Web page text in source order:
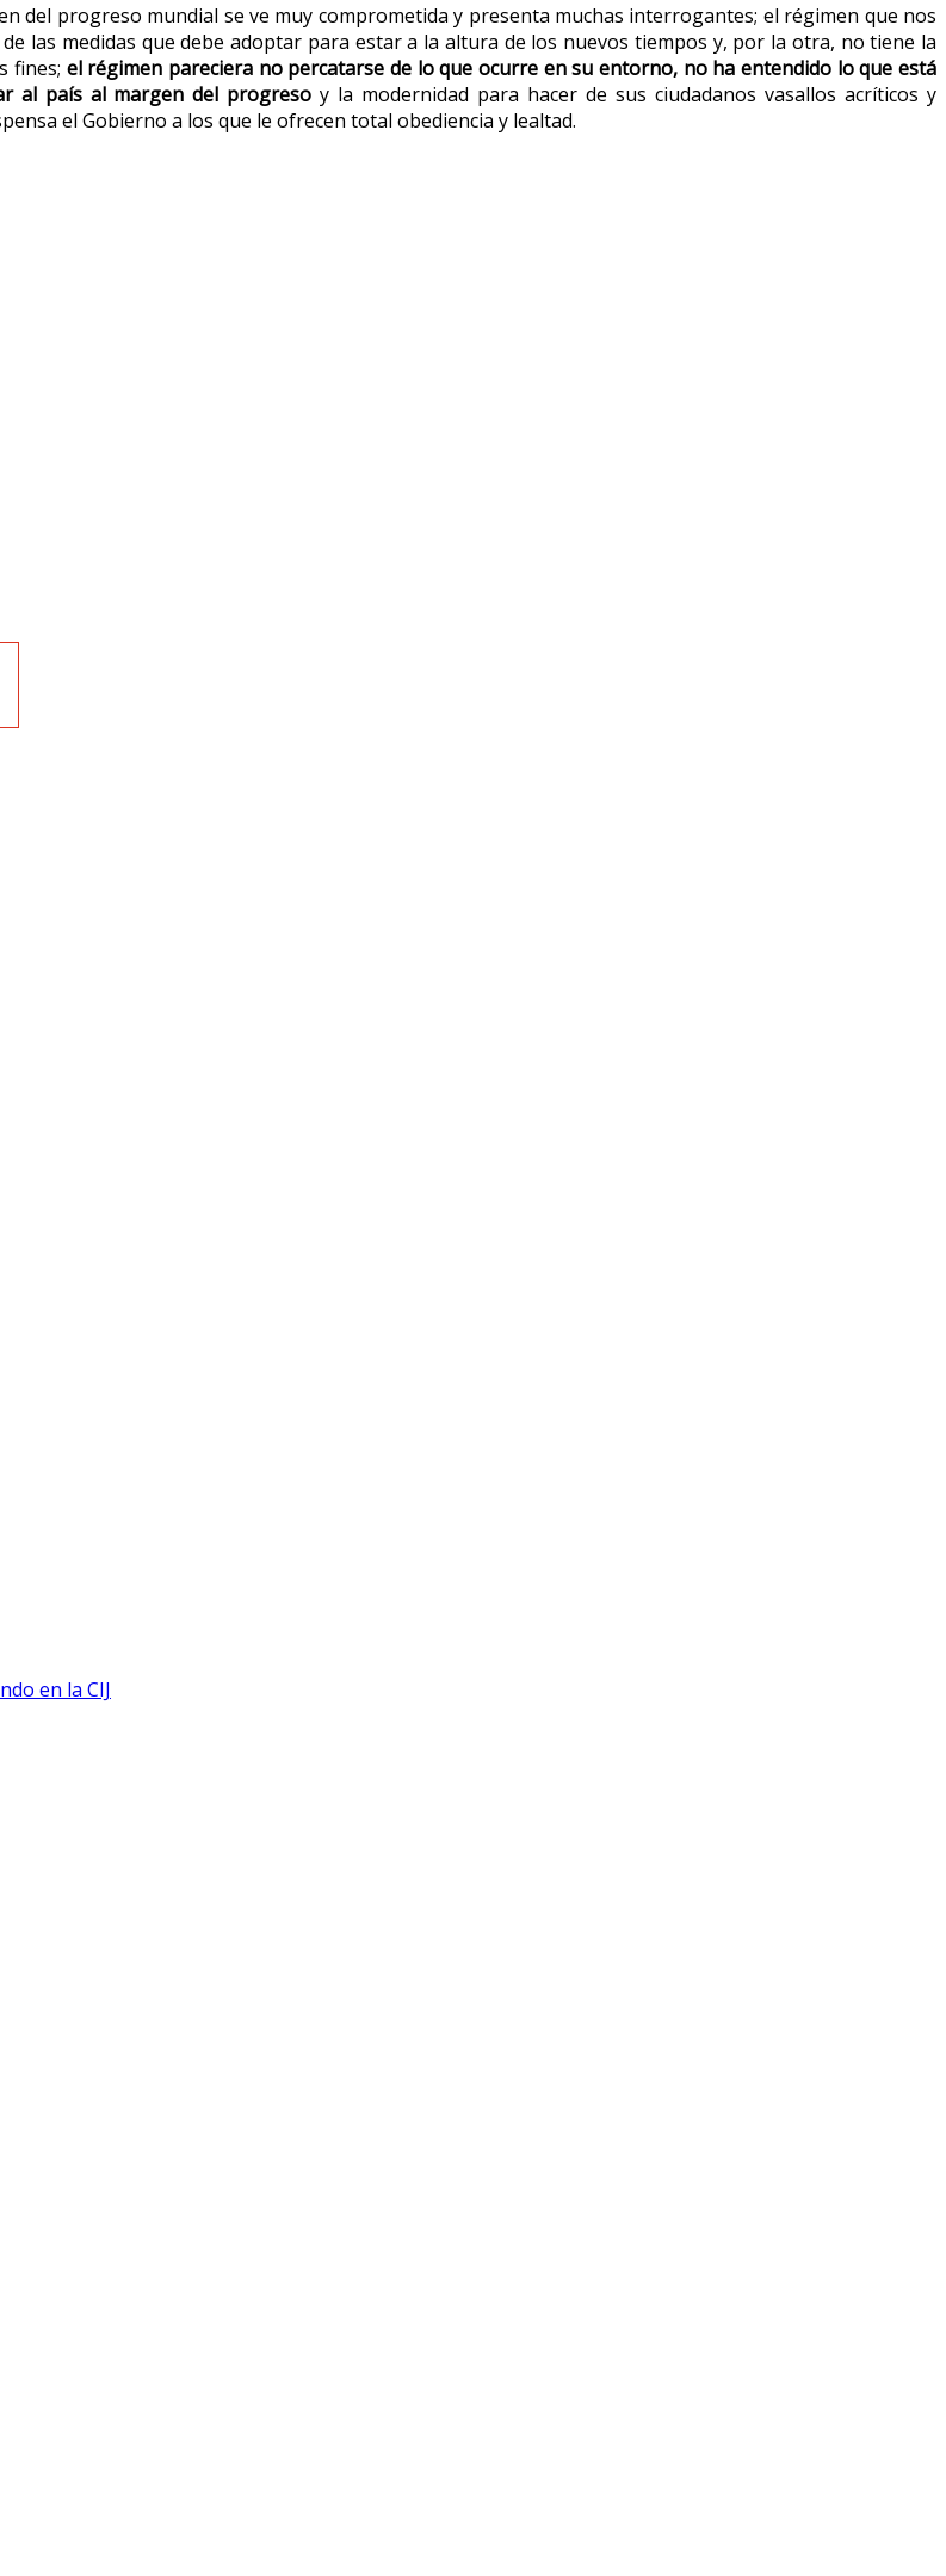
del progreso mundial se ve muy comprometida y presenta muchas interrogantes; el régimen que nos
las medidas que debe adoptar para estar a la altura de los nuevos tiempos y, por la otra, no tiene la
fines; el régimen pareciera no percatarse de lo que ocurre en su entorno, no ha entendido lo que está
al país al margen del progreso y la modernidad para hacer de sus ciudadanos vasallos acríticos y
el Gobierno a los que le ofrecen total obediencia y lealtad.
en la CIJ